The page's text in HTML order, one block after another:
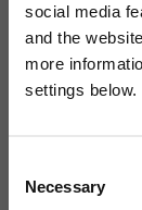
social media
and the
more
settings below.
Selection
Necessary
Hasso Plattner